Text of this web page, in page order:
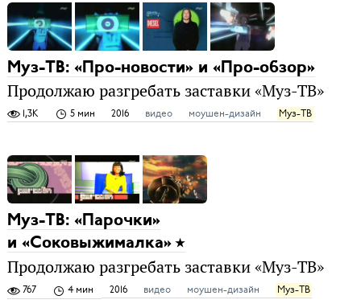
Муз-ТВ: «Про-новости» и «Про-обзор»
Продолжаю разгребать заставки «Муз-ТВ»
1,3K 5 мин 2016 видео моушен-дизайн Муз-ТВ
Муз-ТВ: «Парочки»
и «Соковыжималка»
Продолжаю разгребать заставки «Муз-ТВ»
767 4 мин 2016 видео моушен-дизайн Муз-ТВ